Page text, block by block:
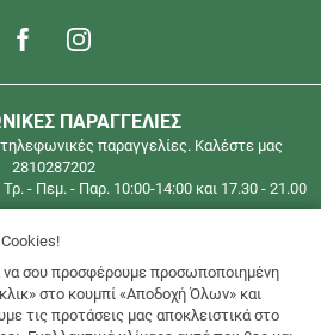
ΠΑΡΑΓΓΕΛΙΕΣ
παραγγελίες. Καλέστε μας
2810287202
- Πεμ. - Παρ. 10:00-14:00 και 17.30 - 21.00
Cookies!
να σου προσφέρουμε προσωποποιημένη
στο κουμπί «Αποδοχή Όλων» και
τις προτάσεις μας αποκλειστικά στο